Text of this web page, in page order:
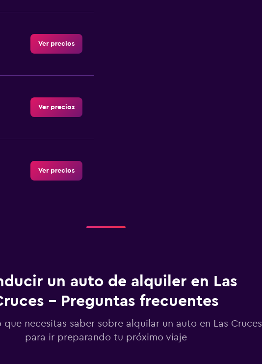
Ver precios
Ver precios
Ver precios
Ver precios
un auto de alquiler en Las
- Preguntas frecuentes
que necesitas saber sobre alquilar un auto en Las Cruces
para ir preparando tu próximo viaje